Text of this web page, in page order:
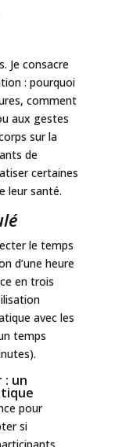
Je consacre
: pourquoi
comment
aux gestes
sur la
de
certaines
leur santé.
le temps
d’une heure
en trois
avec les
temps
: un
pour
si